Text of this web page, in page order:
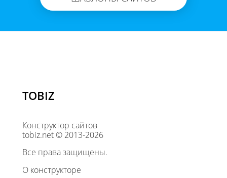
TOBIZ
Конструктор сайтов
tobiz.net © 2013-2026
Все права защищены.
О конструкторе